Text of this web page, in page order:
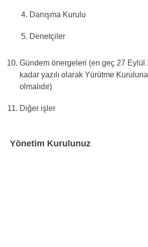
Danışma Kurulu
Denetçiler
Gündem önergeleri (en geç 27 Eylül
kadar yazılı olarak Yürütme
olmalıdır)
Diğer işler
Yönetim Kurulunuz